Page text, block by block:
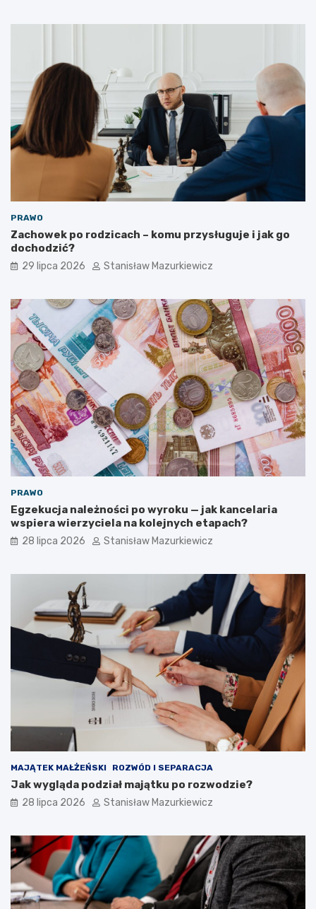
PRAWO
Zachowek po rodzicach – komu przysługuje i jak go
dochodzić?
29 lipca 2026 Stanisław Mazurkiewicz
PRAWO
Egzekucja należności po wyroku — jak kancelaria
wspiera wierzyciela na kolejnych etapach?
28 lipca 2026 Stanisław Mazurkiewicz
MAJĄTEK MAŁŻEŃSKI ROZWÓD I SEPARACJA
Jak wygląda podział majątku po rozwodzie?
28 lipca 2026 Stanisław Mazurkiewicz